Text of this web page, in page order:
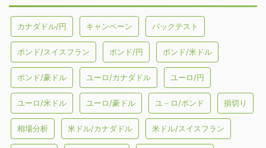
カナダドル/円 キャンペーン バックテスト
ポンド/スイスフラン ポンド/円 ポンド/米ドル
ポンド/豪ドル ユーロ/カナダドル ユーロ/円
ユーロ/米ドル ユーロ/豪ドル ユ－ロ/ポンド 損切り
相場分析 米ドル/カナダドル 米ドル/スイスフラン